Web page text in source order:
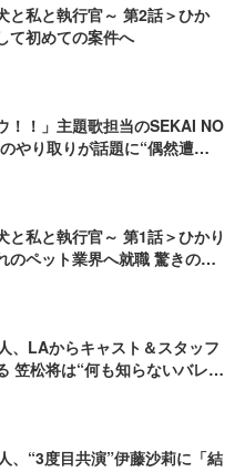
と私と執行官～ 第2話＞ひか
て初めての案件へ
！！」主題歌担当のSEKAI NO
やり取りが話題に“偶然遭
と私と執行官～ 第1話＞ひかり
のペット業界へ就職 驚きの事
、LAからキャスト＆スタッフ
笠松将は“何も知らないバレン
、“3度目共演”伊藤沙莉に「結